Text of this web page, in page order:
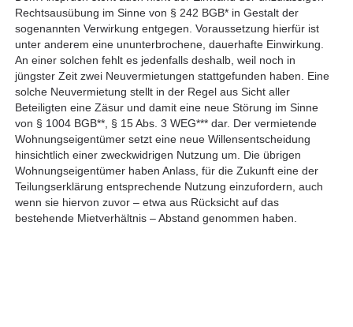
Rechtsausübung im Sinne von § 242 BGB* in Gestalt der
sogenannten Verwirkung entgegen. Voraussetzung hierfür ist
unter anderem eine ununterbrochene, dauerhafte Einwirkung.
An einer solchen fehlt es jedenfalls deshalb, weil noch in
jüngster Zeit zwei Neuvermietungen stattgefunden haben. Eine
solche Neuvermietung stellt in der Regel aus Sicht aller
Beteiligten eine Zäsur und damit eine neue Störung im Sinne
von § 1004 BGB**, § 15 Abs. 3 WEG*** dar. Der vermietende
Wohnungseigentümer setzt eine neue Willensentscheidung
hinsichtlich einer zweckwidrigen Nutzung um. Die übrigen
Wohnungseigentümer haben Anlass, für die Zukunft eine der
Teilungserklärung entsprechende Nutzung einzufordern, auch
wenn sie hiervon zuvor – etwa aus Rücksicht auf das
bestehende Mietverhältnis – Abstand genommen haben.